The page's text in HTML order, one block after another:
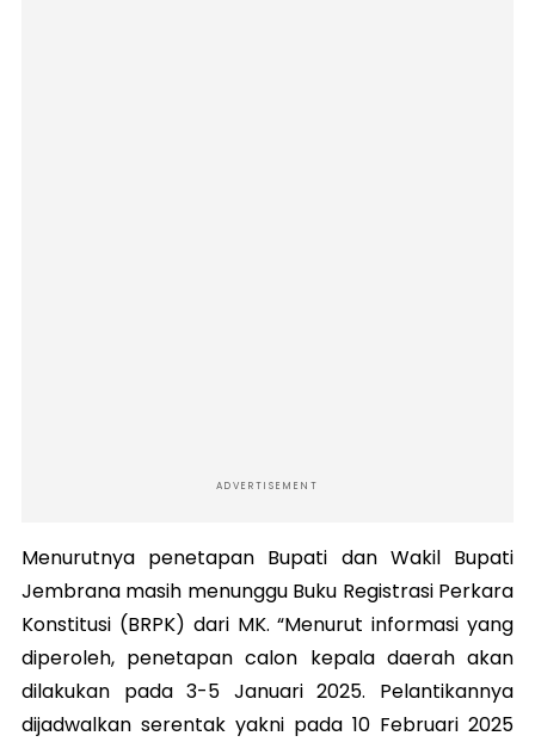
ADVERTISEMENT
Menurutnya penetapan Bupati dan Wakil Bupati
Jembrana masih menunggu Buku Registrasi Perkara
Konstitusi (BRPK) dari MK. “Menurut informasi yang
diperoleh, penetapan calon kepala daerah akan
dilakukan pada 3-5 Januari 2025. Pelantikannya
dijadwalkan serentak yakni pada 10 Februari 2025